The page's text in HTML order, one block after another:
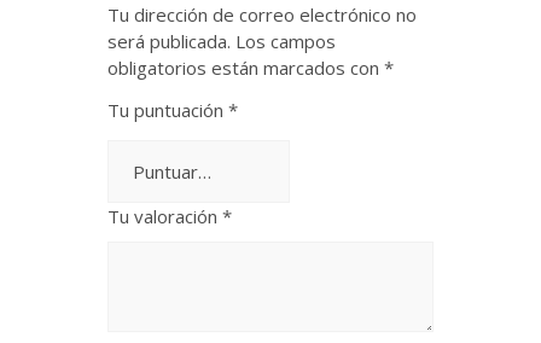
Tu dirección de correo electrónico no
será publicada. Los campos
obligatorios están marcados con *
Tu puntuación *
Tu valoración *